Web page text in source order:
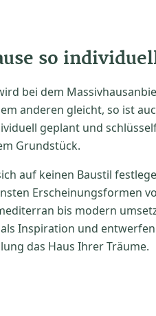
so
bei dem
anderen gleicht, so ist
geplant und
Grundstück.
auf keinen Baustil
Erscheinungsformen
bis modern
Inspiration und
das Haus Ihrer Träume.